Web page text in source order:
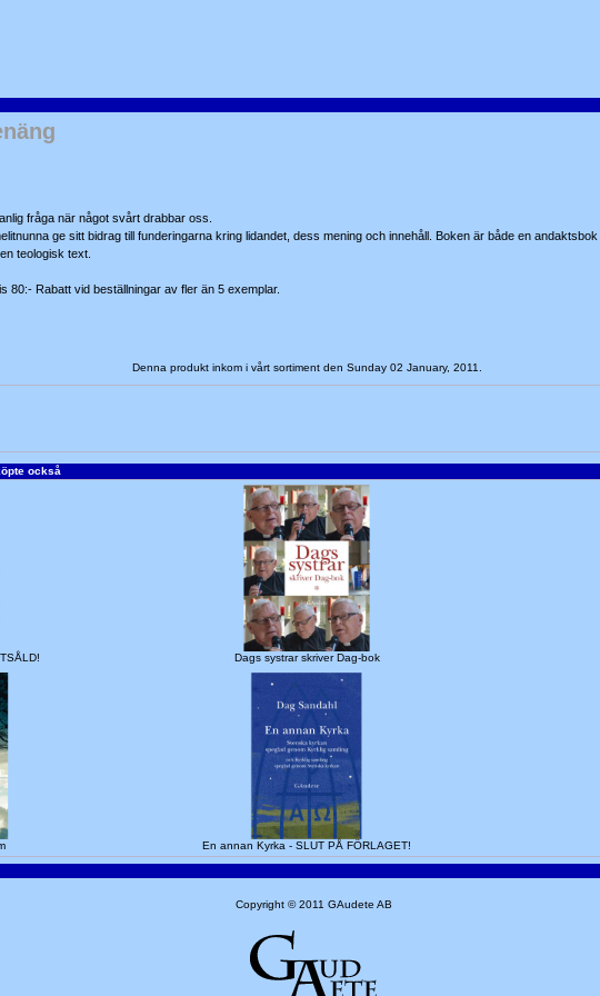
fråga när något svårt drabbar oss.
ge sitt bidrag till funderingarna kring lidandet, dess mening och innehåll. Boken är både en
teologisk text.
80:- Rabatt vid beställningar av fler än 5 exemplar.
Denna produkt inkom i vårt sortiment den Sunday 02 January, 2011.
också
Dags systrar skriver Dag-bok
En annan Kyrka - SLUT PÅ FÖRLAGET!
Copyright © 2011 GAudete AB